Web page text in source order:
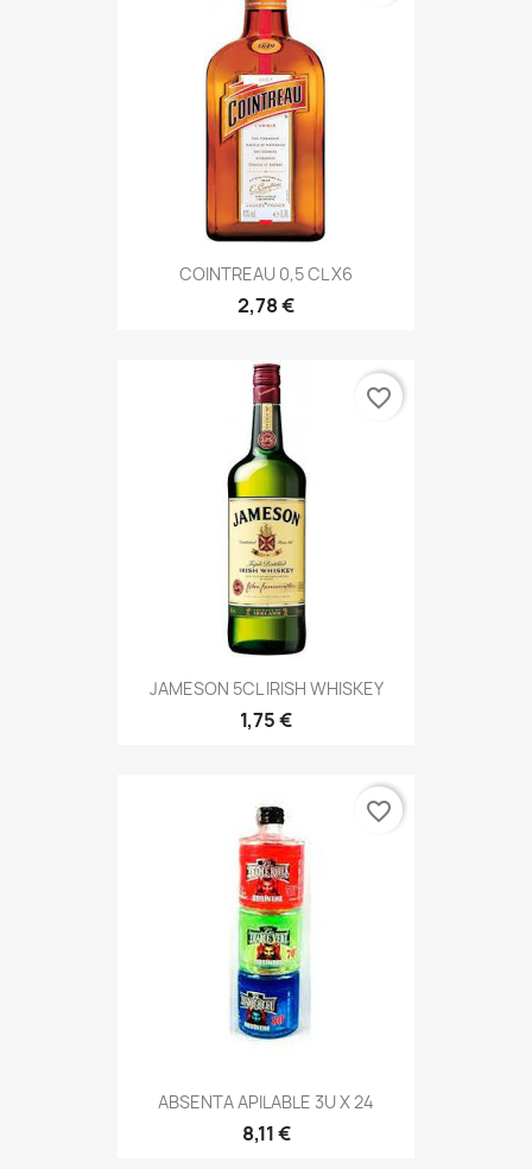
COINTREAU 0,5 CL X6
2,78 €
JAMESON 5CL IRISH WHISKEY
1,75 €
favorite_border
ABSENTA APILABLE 3U X 24
8,11 €
favorite_border